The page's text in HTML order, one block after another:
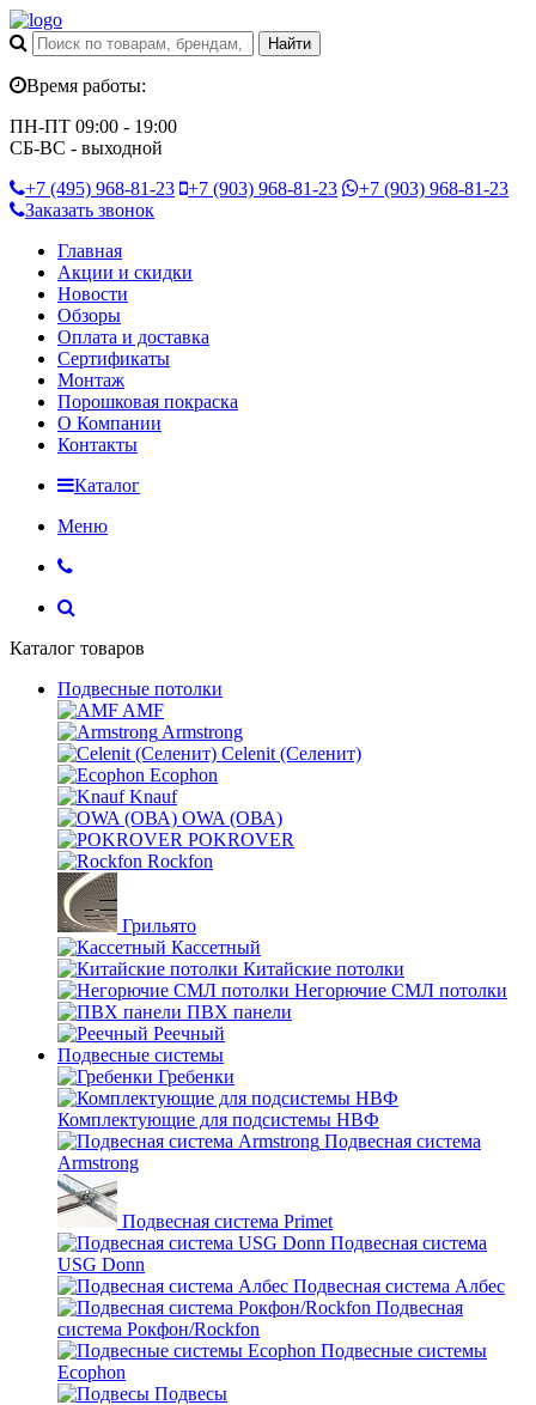
Время работы:
ПН-ПТ 09:00 - 19:00
СБ-ВС - выходной
+7 (495) 968-81-23 +7 (903) 968-81-23 +7 (903) 968-81-23
Заказать звонок
Главная
Акции и скидки
Новости
Обзоры
Оплата и доставка
Сертификаты
Монтаж
Порошковая покраска
О Компании
Контакты
Каталог
Меню
Каталог товаров
Подвесные потолки
AMF
Armstrong
Celenit (Селенит)
Ecophon
Knauf
OWA (ОВА)
POKROVER
Rockfon
Грильято
Кассетный
Китайские потолки
Негорючие СМЛ потолки
ПВХ панели
Реечный
Подвесные системы
Гребенки
Комплектующие для подсистемы НВФ
Подвесная система
Armstrong
Подвесная система Primet
Подвесная система
USG Donn
Подвесная система Албес
Подвесная
система Рокфон/Rockfon
Подвесные системы
Ecophon
Подвесы